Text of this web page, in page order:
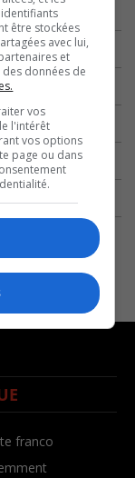
franco
être stockées
avec lui,
et
données de
vos
l'intérêt
vos options
page ou dans